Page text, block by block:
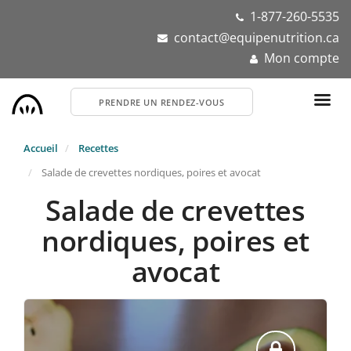
1-877-260-5535
contact@equipenutrition.ca
Mon compte
PRENDRE UN RENDEZ-VOUS
Accueil
Recettes
Salade de crevettes nordiques, poires et avocat
Salade de crevettes
nordiques, poires et
avocat